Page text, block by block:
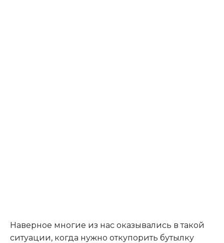
Наверное многие из нас оказывались в такой
ситуации, когда нужно откупорить бутылку